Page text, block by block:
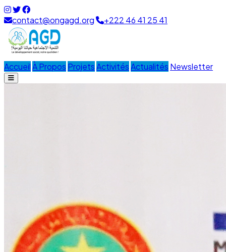
contact@ongagd.org +222 46 41 25 41
AccueilÀ Propos ProjetsActivitésActualités Newsletter